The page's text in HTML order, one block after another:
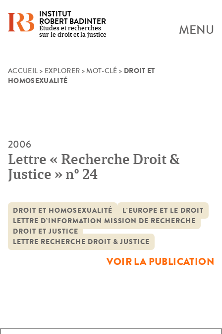
Skip
INSTITUT
ROBERT BADINTER
Études et recherches
sur le droit et la justice
MENU
ACCUEIL > EXPLORER >MOT-CLÉ > DROIT ET
HOMOSEXUALITÉ
2006
Lettre « Recherche Droit &
Justice » n° 24
DROIT ET HOMOSEXUALITÉ
L'EUROPE ET LE DROIT
LETTRE D’INFORMATION MISSION DE RECHERCHE
DROIT ET JUSTICE
LETTRE RECHERCHE DROIT & JUSTICE
VOIR LA PUBLICATION